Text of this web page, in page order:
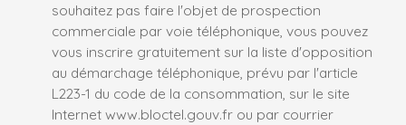
souhaitez pas faire l'objet de prospection
commerciale par voie téléphonique, vous pouvez
vous inscrire gratuitement sur la liste d'opposition
au démarchage téléphonique, prévu par l'article
L223-1 du code de la consommation, sur le site
Internet www.bloctel.gouv.fr ou par courrier